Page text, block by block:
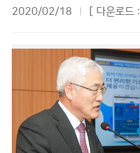
2020/02/18
[ 다운로드 :